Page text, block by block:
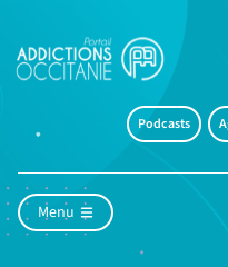
Podcasts
Menu